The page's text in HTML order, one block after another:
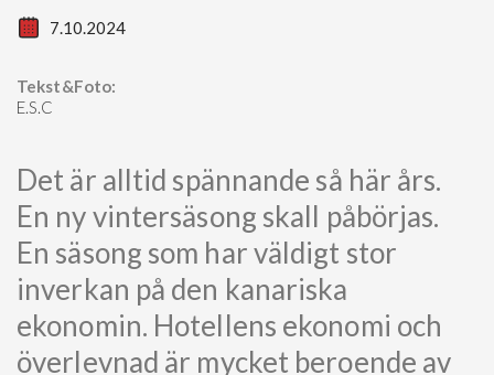
7.10.2024
Tekst&Foto:
E.S.C
Det är alltid spännande så här års.
En ny vintersäsong skall påbörjas.
En säsong som har väldigt stor
inverkan på den kanariska
ekonomin. Hotellens ekonomi och
överlevnad är mycket beroende av